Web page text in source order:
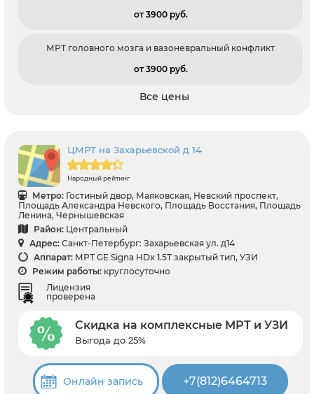
от 3900 pуб.
МРТ головного мозга и вазоневральный конфликт
от 3900 pуб.
Все цены
ЦМРТ на Захарьевской д 14
Народный рейтинг
Метро: Гостиный двор, Маяковская, Невский проспект,
Площадь Александра Невского, Площадь Восстания, Площадь
Ленина, Чернышевская
Район: Центральный
Адрес: Санкт-Петербург: Захарьевская ул. д14
Аппарат: МРТ GE Signa HDx 1.5T закрытый тип, УЗИ
Режим работы: круглосуточно
Лицензия
проверена
Скидка на комплексные МРТ и УЗИ
Выгода до 25%
Онлайн запись +7(812)6464713